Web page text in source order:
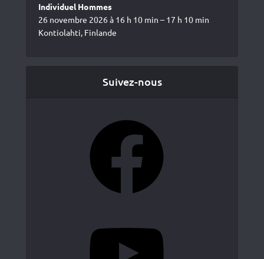
Individuel Hommes
26 novembre 2026 à 16 h 10 min – 17 h 10 min
Kontiolahti, Finlande
Suivez-nous